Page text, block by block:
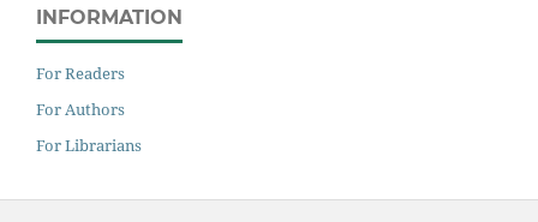
INFORMATION
For Readers
For Authors
For Librarians